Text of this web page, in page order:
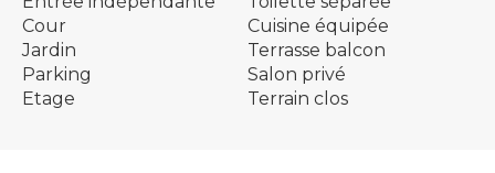
Cour
Jardin
Parking
Etage
Cuisine équipée
Terrasse balcon
Salon privé
Terrain clos